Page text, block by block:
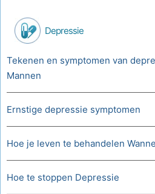
Depressie
Tekenen en symptomen van
Mannen
Ernstige depressie symptomen
Hoe je leven te behandelen
Hoe te stoppen Depressie